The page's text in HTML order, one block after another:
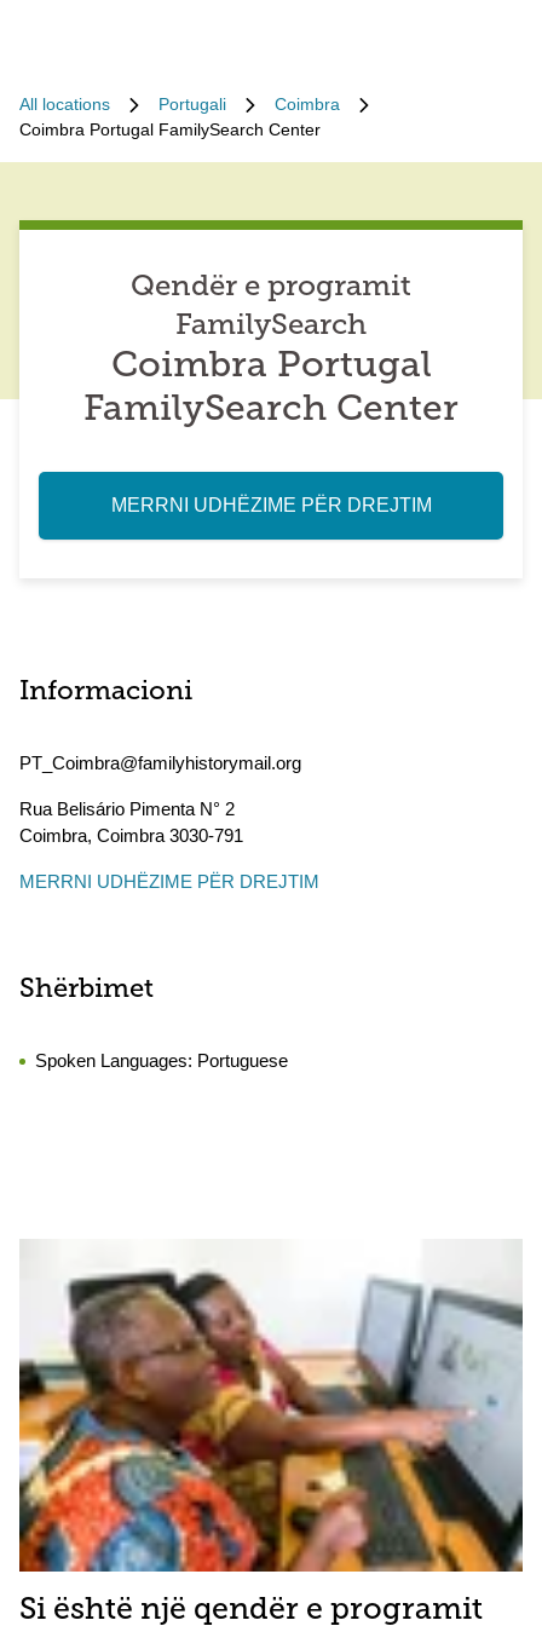
All locations Portugali
Coimbra
Coimbra Portugal FamilySearch Center
Qendër e programit
FamilySearch
Coimbra Portugal
FamilySearch Center
MERRNI UDHËZIME PËR DREJTIM
Informacioni
PT_Coimbra@familyhistorymail.org
Rua Belisário Pimenta N° 2
Coimbra, Coimbra 3030-791
MERRNI UDHËZIME PËR DREJTIM
Shërbimet
Spoken Languages: Portuguese
Si është një qendër e programit